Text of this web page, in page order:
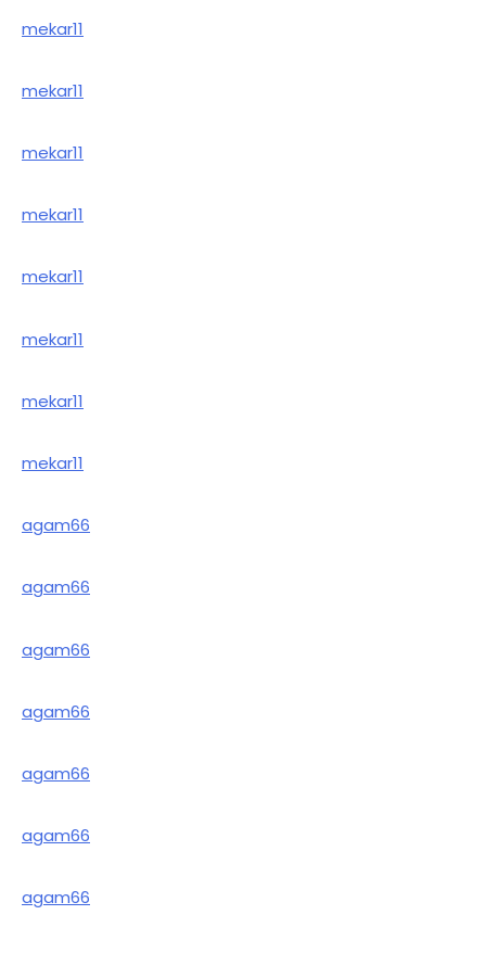
mekar11
mekar11
mekar11
mekar11
mekar11
mekar11
mekar11
mekar11
agam66
agam66
agam66
agam66
agam66
agam66
agam66